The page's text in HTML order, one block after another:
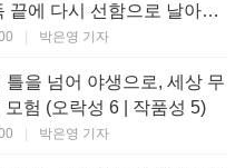
끝에 다시 선함으로 날아오
작품성 8)
박은영 기자
틀을 넘어 야생으로, 세상 무
험 (오락성 6 | 작품성 5)
박은영 기자